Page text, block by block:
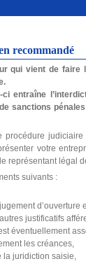
recommandé
qui vient de faire
entraîne
sanctions
votre
représentant légal
suivants :
d’ouverture
justificatifs
éventuellement
les créances,
juridiction saisie,